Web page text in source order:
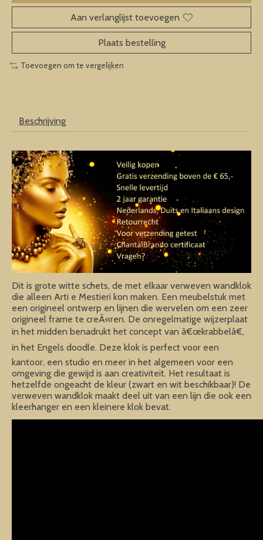
Aan verlanglijst toevoegen
Plaats bestelling
Toevoegen om te vergelijken
Beschrijving
Dit is grote witte schets, de met elkaar verweven wandklok
die alleen Arti e Mestieri kon maken. Een meubelstuk met
een origineel ontwerp en lijnen die wervelen om een zeer
origineel frame te creÃ«ren. De onregelmatige wijzerplaat
in het midden benadrukt het concept van â€œkrabbelâ€,
in het Engels doodle. Deze klok is perfect voor een
kantoor, een studio en meer in het algemeen voor een
omgeving die gewijd is aan creativiteit. Het resultaat is
hetzelfde ongeacht de kleur (zwart en wit beschikbaar)! De
verweven wandklok maakt deel uit van een lijn die ook een
kleerhanger en een kleinere klok bevat.